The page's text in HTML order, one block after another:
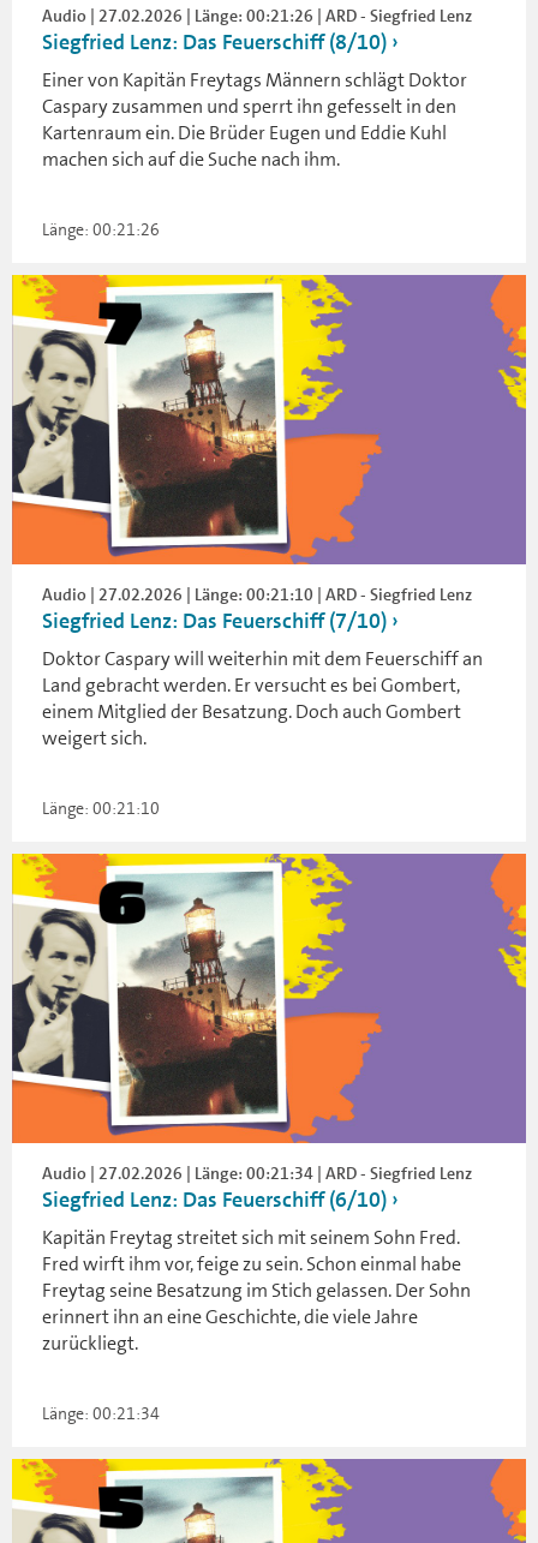
Audio | 27.02.2026 | Länge: 00:21:26 | ARD - Siegfried Lenz
Siegfried Lenz: Das Feuerschiff (8/10)
Einer von Kapitän Freytags Männern schlägt Doktor
Caspary zusammen und sperrt ihn gefesselt in den
Kartenraum ein. Die Brüder Eugen und Eddie Kuhl
machen sich auf die Suche nach ihm.
Länge: 00:21:26
Audio | 27.02.2026 | Länge: 00:21:10 | ARD - Siegfried Lenz
Siegfried Lenz: Das Feuerschiff (7/10)
Doktor Caspary will weiterhin mit dem Feuerschiff an
Land gebracht werden. Er versucht es bei Gombert,
einem Mitglied der Besatzung. Doch auch Gombert
weigert sich.
Länge: 00:21:10
Audio | 27.02.2026 | Länge: 00:21:34 | ARD - Siegfried Lenz
Siegfried Lenz: Das Feuerschiff (6/10)
Kapitän Freytag streitet sich mit seinem Sohn Fred.
Fred wirft ihm vor, feige zu sein. Schon einmal habe
Freytag seine Besatzung im Stich gelassen. Der Sohn
erinnert ihn an eine Geschichte, die viele Jahre
zurückliegt.
Länge: 00:21:34